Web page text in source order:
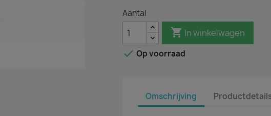
Aantal
 In winkelwagen
 Op voorraad
Omschrijving